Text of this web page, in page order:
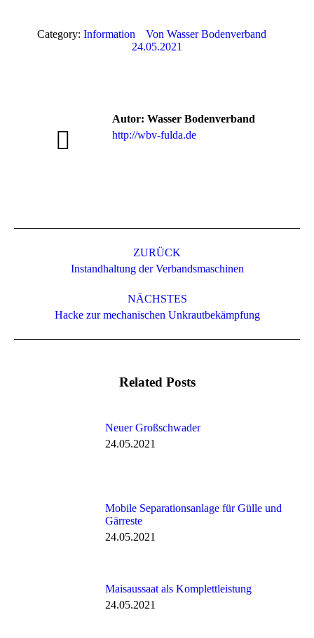
Category: Information Von Wasser Bodenverband
24.05.2021
Autor: Wasser Bodenverband
http://wbv-fulda.de
ZURÜCK
Vorheriger
Instandhaltung der Verbandsmaschinen
NÄCHSTES
Nächster
Hacke zur mechanischen Unkrautbekämpfung
Related Posts
Neuer Großschwader
24.05.2021
Mobile Separationsanlage für Gülle und
Gärreste
24.05.2021
Maisaussaat als Komplettleistung
24.05.2021